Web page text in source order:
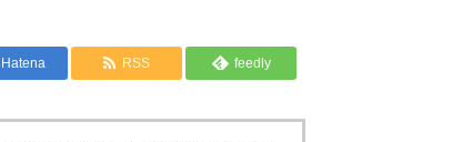
Hatena RSS feedly